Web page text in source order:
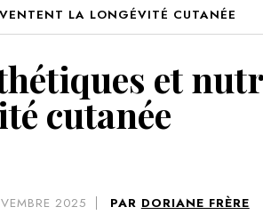
VOIR MON
LA LONGÉVITÉ CUTANÉE
et
cutanée
2025 PAR DORIANE FRÈRE